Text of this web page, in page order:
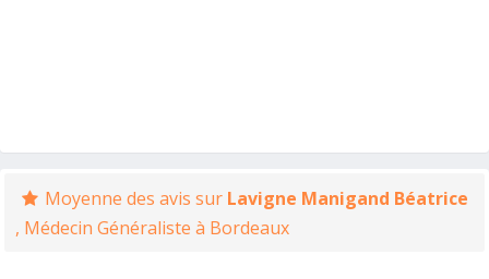
Moyenne des avis sur Lavigne Manigand Béatrice
, Médecin Généraliste à Bordeaux